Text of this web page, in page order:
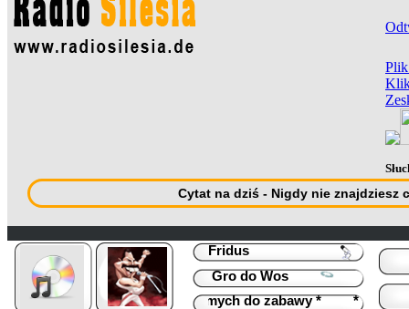
Cytat na dziś - Nigdy nie znajdziesz
Fridus
Gro do Wos
Gro do
*
* Zaproś znajomych do zabawy * * Zrób
Fridus
Silesia
Od: 00:00
Do: 17:00